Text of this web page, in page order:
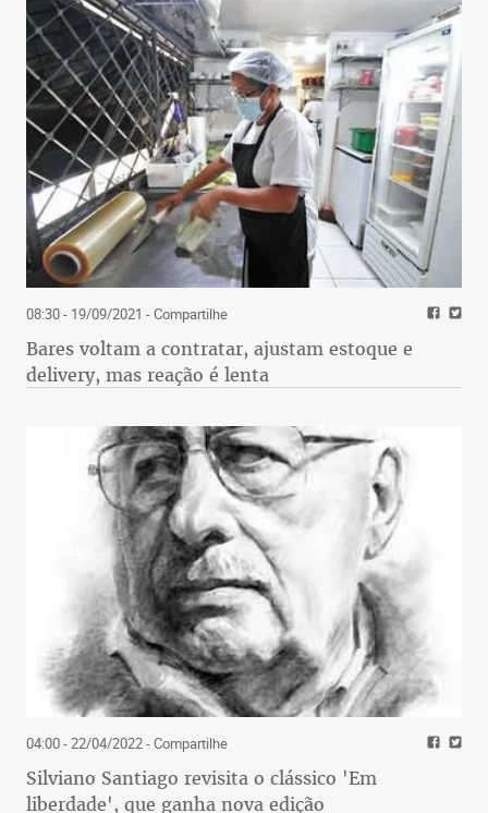
08:30 - 19/09/2021 - Compartilhe
Bares voltam a contratar, ajustam estoque e
delivery, mas reação é lenta
04:00 - 22/04/2022- Compartilhe
Silviano Santiago revisita o clássico 'Em
liberdade', que ganha nova edição